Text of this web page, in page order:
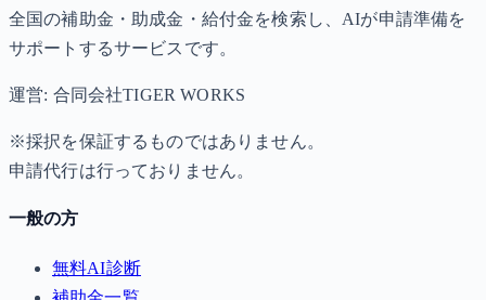
全国の補助金・助成金・給付金を検索し、AIが申請準備を
サポートするサービスです。
運営: 合同会社TIGER WORKS
※採択を保証するものではありません。
申請代行は行っておりません。
一般の方
無料AI診断